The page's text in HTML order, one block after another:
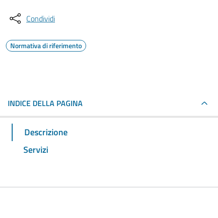
Condividi
Normativa di riferimento
INDICE DELLA PAGINA
Descrizione
Servizi